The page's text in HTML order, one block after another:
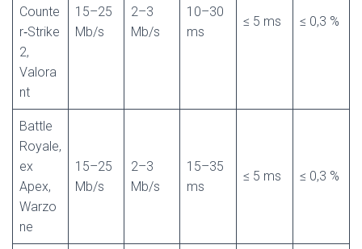
Counte
r‑Strike
2,
Valora
nt
15–25
Mb/s
2–3
Mb/s
10–30
ms
≤ 5 ms ≤ 0,3 %
Battle
Royale,
ex
Apex,
Warzo
ne
15–25
Mb/s
2–3
Mb/s
15–35
ms
≤ 5 ms ≤ 0,3 %